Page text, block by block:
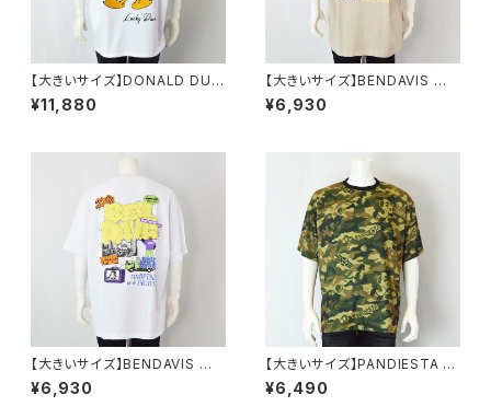
【大きいサイズ】DONALD DUC
K半袖Tシャツ｜メンズ 1278-6
545 ホワイト
¥11,880
【大きいサイズ】BENDAVIS ベ
ン・デイビス｜接触冷感オーバ
ーラップ半袖Tシャツ｜メンズ 1
¥6,930
【大きいサイズ】BENDAVIS ベ
ン・デイビス｜接触冷感オーバ
ーラップ半袖Tシャツ｜メンズ 1
¥6,930
【大きいサイズ】PANDIESTA J
APAN｜パンダモチーフ カモフ
ラージュプリント半袖Tシャツ｜
¥6,490